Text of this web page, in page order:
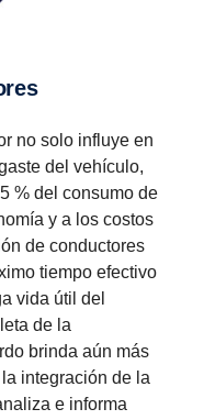
no solo influye en
del vehículo,
% del consumo de
y a los costos
de conductores
tiempo efectivo
vida útil del
de la
brinda aún más
integración de la
e informa